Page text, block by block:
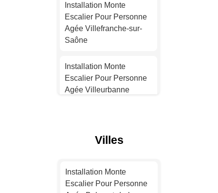
Agée Toulouse
Installation Monte
Installation Monte
Installation Monte
Installation Monte
Installation Monte
Escalier Pour Personne
Agée Villefranche-sur-
Saône
Installation Monte
Escalier Pour Personne
Agée Villeurbanne
Agée Caluire-et-Cuire
Escalier Pour Personne
Agée Francheville
Villes
Installation Monte
Escalier Pour Personne